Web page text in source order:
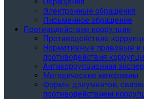
Электронные обращения
Письменное обращение
Противодействие коррупции
Противодействие
Нормативные правовые и
противодействия
Антикоррупционная
Методические материалы
Формы документов,
противодействием